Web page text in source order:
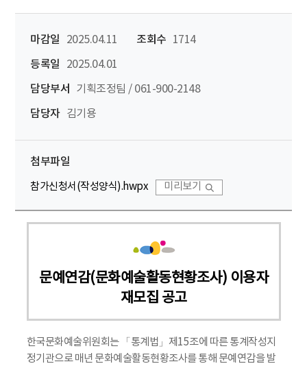
마감일 2025.04.11 조회수
1714
등록일
2025.04.01
담당부서
기획조정팀 / 061-900-2148
담당자 김기용
첨부파일
참가신청서(작성양식).hwpx 미리보기
문예연감(문화예술활동현황조사) 이용자
재모집 공고
한국문화예술위원회는 「통계법」제15조에 따른 통계작성지
정기관으로 매년 문화예술활동현황조사를 통해 문예연감을 발